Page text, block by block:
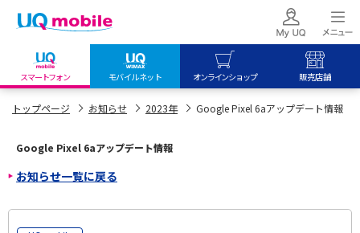
スマートフォン モバイルネット オンラインショップ 販売店舗
my UQ WiMAX
My UQ mobile
UQ mobile ご契約の方
UQ mobile
データチャージサイト
UQ mobile
UQ WiMAX
オンラインショップ
UQ mobile
UQ WiMAX
販売店舗
トップページ お知らせ 2023年 Google Pixel 6aアップデート情報
Google Pixel 6aアップデート情報
お知らせ一覧に戻る